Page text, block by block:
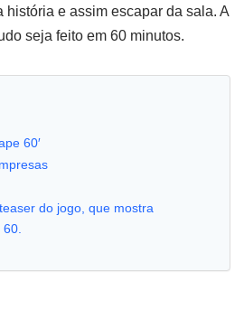
história e assim escapar da sala. A
seja feito em 60 minutos.
60′
do jogo, que mostra